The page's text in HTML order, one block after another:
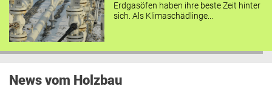
Erdgasöfen haben ihre beste Zeit hinter
sich. Als Klimaschädlinge...
News vom Holzbau